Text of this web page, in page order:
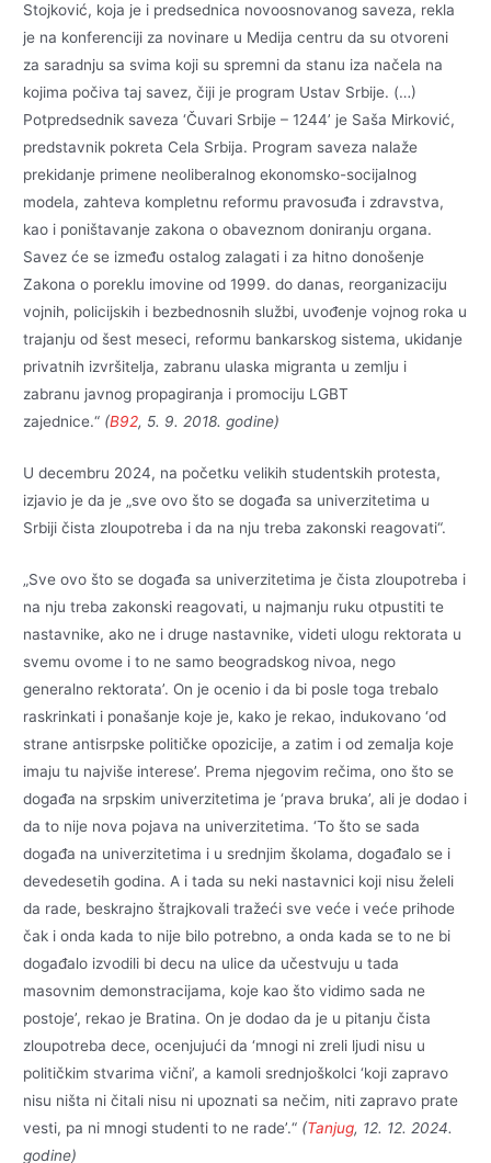
Stojković, koja je i predsednica novoosnovanog saveza, rekla
je na konferenciji za novinare u Medija centru da su otvoreni
za saradnju sa svima koji su spremni da stanu iza načela na
kojima počiva taj savez, čiji je program Ustav Srbije. (…)
Potpredsednik saveza ‘Čuvari Srbije – 1244’ je Saša Mirković,
predstavnik pokreta Cela Srbija. Program saveza nalaže
prekidanje primene neoliberalnog ekonomsko-socijalnog
modela, zahteva kompletnu reformu pravosuđa i zdravstva,
kao i poništavanje zakona o obaveznom doniranju organa.
Savez će se između ostalog zalagati i za hitno donošenje
Zakona o poreklu imovine od 1999. do danas, reorganizaciju
vojnih, policijskih i bezbednosnih službi, uvođenje vojnog roka u
trajanju od šest meseci, reformu bankarskog sistema, ukidanje
privatnih izvršitelja, zabranu ulaska migranta u zemlju i
zabranu javnog propagiranja i promociju LGBT
zajednice.“ (B92, 5. 9. 2018. godine)
U decembru 2024, na početku velikih studentskih protesta,
izjavio je da je „sve ovo što se događa sa univerzitetima u
Srbiji čista zloupotreba i da na nju treba zakonski reagovati“.
„Sve ovo što se događa sa univerzitetima je čista zloupotreba i
na nju treba zakonski reagovati, u najmanju ruku otpustiti te
nastavnike, ako ne i druge nastavnike, videti ulogu rektorata u
svemu ovome i to ne samo beogradskog nivoa, nego
generalno rektorata’. On je ocenio i da bi posle toga trebalo
raskrinkati i ponašanje koje je, kako je rekao, indukovano ‘od
strane antisrpske političke opozicije, a zatim i od zemalja koje
imaju tu najviše interese’. Prema njegovim rečima, ono što se
događa na srpskim univerzitetima je ‘prava bruka’, ali je dodao i
da to nije nova pojava na univerzitetima. ‘To što se sada
događa na univerzitetima i u srednjim školama, događalo se i
devedesetih godina. A i tada su neki nastavnici koji nisu želeli
da rade, beskrajno štrajkovali tražeći sve veće i veće prihode
čak i onda kada to nije bilo potrebno, a onda kada se to ne bi
događalo izvodili bi decu na ulice da učestvuju u tada
masovnim demonstracijama, koje kao što vidimo sada ne
postoje’, rekao je Bratina. On je dodao da je u pitanju čista
zloupotreba dece, ocenjujući da ‘mnogi ni zreli ljudi nisu u
političkim stvarima vični’, a kamoli srednjoškolci ‘koji zapravo
nisu ništa ni čitali nisu ni upoznati sa nečim, niti zapravo prate
vesti, pa ni mnogi studenti to ne rade’.“ (Tanjug, 12. 12. 2024.
godine)